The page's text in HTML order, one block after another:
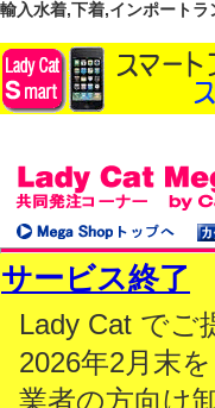
輸入水着,下着,インポート
サービス終了
Lady Cat でご
2026年2月末
業者の方向け